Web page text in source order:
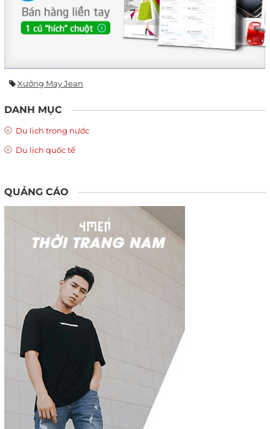
Xưởng May Jean
DANH MỤC
Du lịch trong nước
Du lịch quốc tế
QUẢNG CÁO